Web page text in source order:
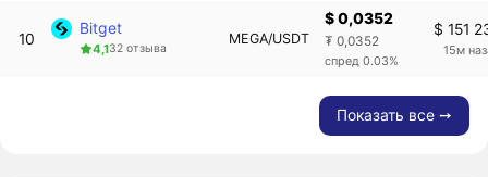
10
Bitget
4,132 отзыва
MEGA/USDT
$ 0,0352
₮ 0,0352
спред 0.03%
$ 151
15м
Показать все ➙